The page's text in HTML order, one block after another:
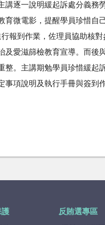
講逐一說明緩起訴處分義務
育微電影，提醒學員珍惜自
報到作業，佐理員協助核
及愛滋篩檢教育宣導。而後
整。主講期勉學員珍惜緩起
事項說明及執行手冊與簽到
護 反賄選專區